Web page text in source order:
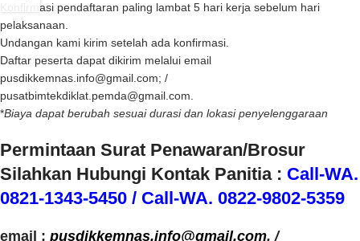
Konfirmasi pendaftaran paling lambat 5 hari kerja sebelum hari
pelaksanaan.
Undangan kami kirim setelah ada konfirmasi.
Daftar peserta dapat dikirim melalui email
pusdikkemnas.info@gmail.com; /
pusatbimtekdiklat.pemda@gmail.com.
*Biaya dapat berubah sesuai durasi dan lokasi penyelenggaraan
Permintaan Surat Penawaran/Brosur
Silahkan Hubungi Kontak Panitia : Call-WA.
0821-1343-5450 / Call-WA. 0822-9802-5359
email : pusdikkemnas.info@gmail.com. /